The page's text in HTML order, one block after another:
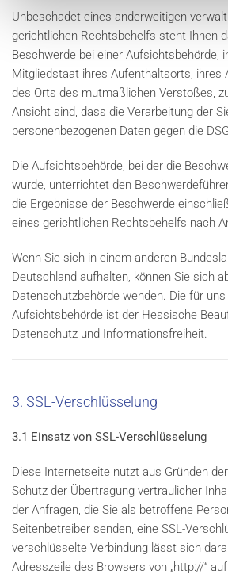
Unbeschadet eines anderweitigen
gerichtlichen Rechtsbehelfs steht Ihnen
Beschwerde bei einer Aufsichtsbehörde,
Mitgliedstaat ihres Aufenthaltsorts, ihres
des Orts des mutmaßlichen Verstoßes,
Ansicht sind, dass die Verarbeitung der
personenbezogenen Daten gegen die
Die Aufsichtsbehörde, bei der die
wurde, unterrichtet den
die Ergebnisse der Beschwerde
eines gerichtlichen Rechtsbehelfs nach
Wenn Sie sich in einem anderen
Deutschland aufhalten, können Sie sich
Datenschutzbehörde wenden. Die für
Aufsichtsbehörde ist der Hessische
Datenschutz und Informationsfreiheit.
3. SSL-Verschlüsselung
3.1 Einsatz von SSL-Verschlüsselung
Diese Internetseite nutzt aus Gründen
Schutz der Übertragung vertraulicher
der Anfragen, die Sie als betroffene
Seitenbetreiber senden, eine SSL-
verschlüsselte Verbindung lässt sich
Adresszeile des Browsers von „http://“